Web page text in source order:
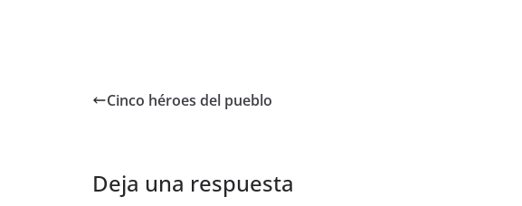
Cinco héroes del pueblo
Deja una respuesta